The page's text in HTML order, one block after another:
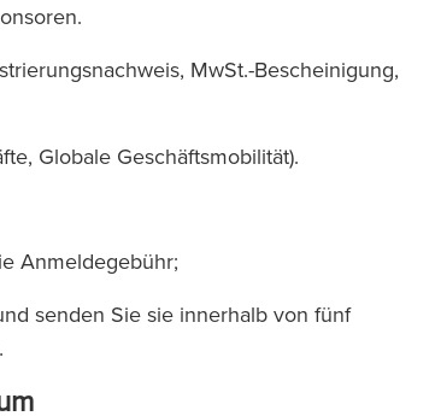
MwSt.-Bescheinigung,
Globale Geschäftsmobilität).
Anmeldegebühr;
senden Sie sie innerhalb von fünf